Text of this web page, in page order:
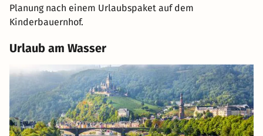
Planung nach einem Urlaubspaket auf dem
Kinderbauernhof.
Urlaub am Wasser